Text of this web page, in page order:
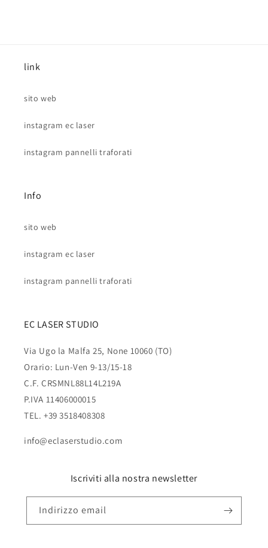
link
sito web
instagram ec laser
instagram pannelli traforati
Info
sito web
instagram ec laser
instagram pannelli traforati
EC LASER STUDIO
Via Ugo la Malfa 25, None 10060 (TO)
Orario: Lun-Ven 9-13/15-18
C.F. CRSMNL88L14L219A
P.IVA 11406000015
TEL. +39 3518408308
info@eclaserstudio.com
Iscriviti alla nostra newsletter
Indirizzo email